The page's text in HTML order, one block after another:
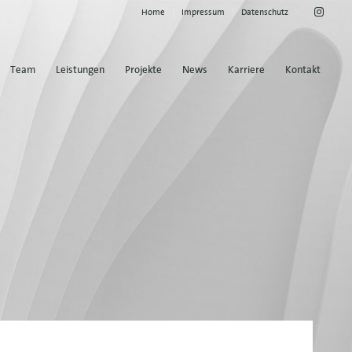
Home Impressum Datenschutz
Team Leistungen Projekte News Karriere Kontakt